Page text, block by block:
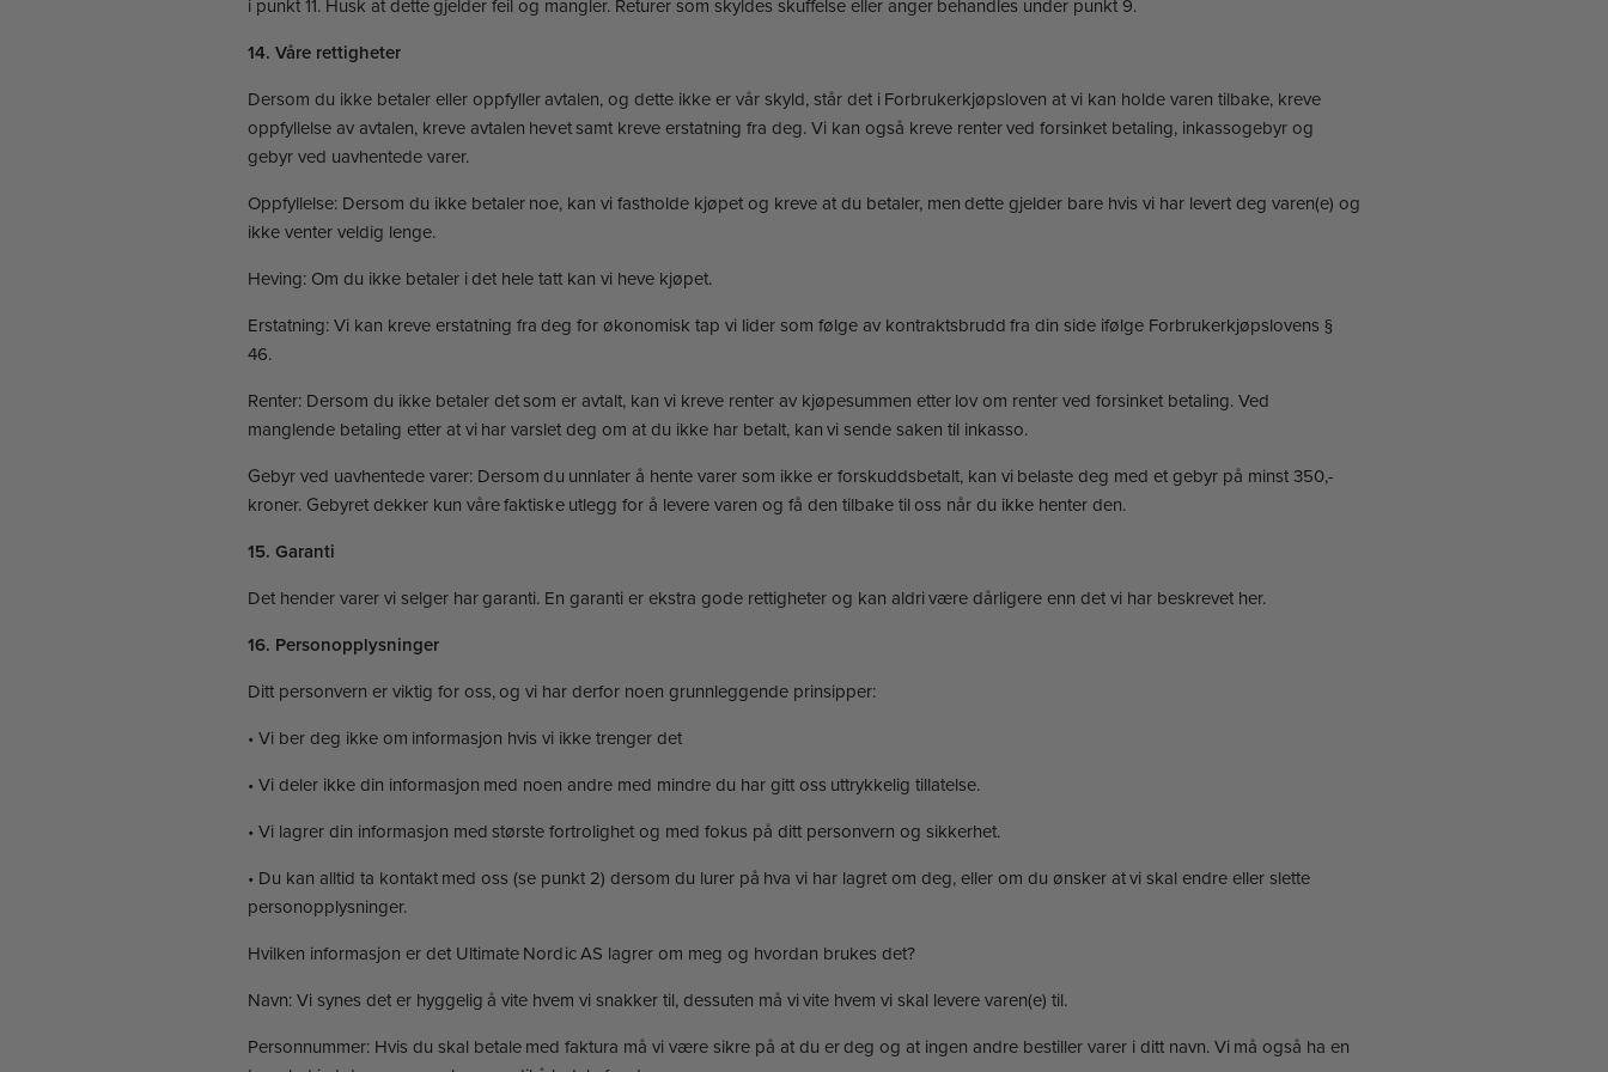
i punkt 11. Husk at dette gjelder feil og mangler. Returer som skyldes skuffelse eller anger behandles under punkt 9.
14. Våre rettigheter
Dersom du ikke betaler eller oppfyller avtalen, og dette ikke er vår skyld, står det i Forbrukerkjøpsloven at vi kan holde varen tilbake, kreve
oppfyllelse av avtalen, kreve avtalen hevet samt kreve erstatning fra deg. Vi kan også kreve renter ved forsinket betaling, inkassogebyr og
gebyr ved uavhentede varer.
Oppfyllelse: Dersom du ikke betaler noe, kan vi fastholde kjøpet og kreve at du betaler, men dette gjelder bare hvis vi har levert deg varen(e) og
ikke venter veldig lenge.
Heving: Om du ikke betaler i det hele tatt kan vi heve kjøpet.
Erstatning: Vi kan kreve erstatning fra deg for økonomisk tap vi lider som følge av kontraktsbrudd fra din side ifølge Forbrukerkjøpslovens §
46.
Renter: Dersom du ikke betaler det som er avtalt, kan vi kreve renter av kjøpesummen etter lov om renter ved forsinket betaling. Ved
manglende betaling etter at vi har varslet deg om at du ikke har betalt, kan vi sende saken til inkasso.
Gebyr ved uavhentede varer: Dersom du unnlater å hente varer som ikke er forskuddsbetalt, kan vi belaste deg med et gebyr på minst 350,-
kroner. Gebyret dekker kun våre faktiske utlegg for å levere varen og få den tilbake til oss når du ikke henter den.
15. Garanti
Det hender varer vi selger har garanti. En garanti er ekstra gode rettigheter og kan aldri være dårligere enn det vi har beskrevet her.
16. Personopplysninger
Ditt personvern er viktig for oss, og vi har derfor noen grunnleggende prinsipper:
• Vi ber deg ikke om informasjon hvis vi ikke trenger det
• Vi deler ikke din informasjon med noen andre med mindre du har gitt oss uttrykkelig tillatelse.
• Vi lagrer din informasjon med største fortrolighet og med fokus på ditt personvern og sikkerhet.
• Du kan alltid ta kontakt med oss (se punkt 2) dersom du lurer på hva vi har lagret om deg, eller om du ønsker at vi skal endre eller slette
personopplysninger.
Hvilken informasjon er det Ultimate Nordic AS lagrer om meg og hvordan brukes det?
Navn: Vi synes det er hyggelig å vite hvem vi snakker til, dessuten må vi vite hvem vi skal levere varen(e) til.
Personnummer: Hvis du skal betale med faktura må vi være sikre på at du er deg og at ingen andre bestiller varer i ditt navn. Vi må også ha en